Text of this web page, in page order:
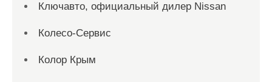
Ключавто, официальный дилер Nissan
Колесо-Сервис
Колор Крым